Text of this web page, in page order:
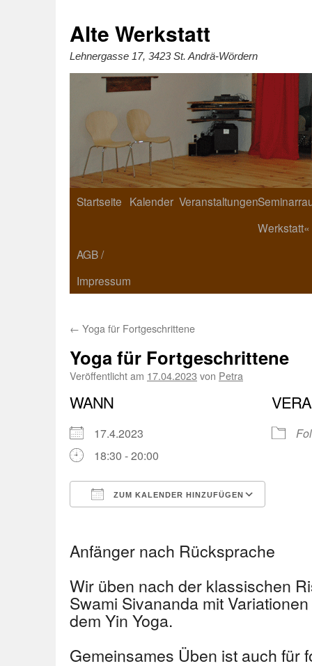
Alte Werkstatt
Lehnergasse 17, 3423 St. Andrä-Wördern
Startseite Kalender Veranstaltungen
Werkstatt«
AGB /
Impressum
← Yoga für Fortgeschrittene
Yoga für Fortgeschrittene
Veröffentlicht am 17.04.2023 von Petra
WANN
17.4.2023
18:30 - 20:00
ZUM KALENDER HINZUFÜGEN
Anfänger nach Rücksprache
Wir üben nach der klassischen
Swami Sivananda mit
dem Yin Yoga.
Gemeinsames Üben ist auch für